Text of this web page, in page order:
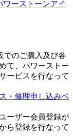
でのご購入及び各
て、パワーストー
ービスを行なって
・修理申し込みペ
ーザー会員登録が
ら登録を行なって